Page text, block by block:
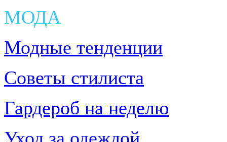
МОДА
Модные тенденции
Советы стилиста
Гардероб на неделю